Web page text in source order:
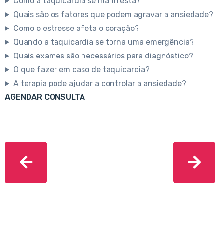
Quais são os fatores que podem agravar a ansiedade?
Como o estresse afeta o coração?
Quando a taquicardia se torna uma emergência?
Quais exames são necessários para diagnóstico?
O que fazer em caso de taquicardia?
A terapia pode ajudar a controlar a ansiedade?
AGENDAR CONSULTA